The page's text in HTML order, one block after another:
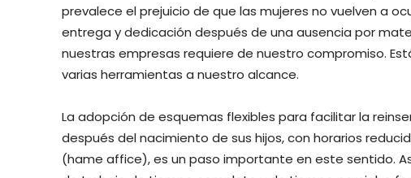
prevalece el prejuicio de que las mujeres no vuelven a
entrega y dedicación después de una ausencia por
nuestras empresas requiere de nuestro compromiso.
varias herramientas a nuestro alcance.
La adopción de esquemas flexibles para facilitar la
después del nacimiento de sus hijos, con horarios
(hame affice), es un paso importante en este sentido.